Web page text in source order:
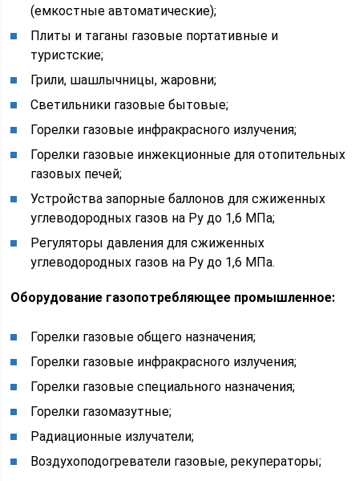
(емкостные автоматические);
Плиты и таганы газовые портативные и
туристские;
Грили, шашлычницы, жаровни;
Светильники газовые бытовые;
Горелки газовые инфракрасного излучения;
Горелки газовые инжекционные для отопительных
газовых печей;
Устройства запорные баллонов для сжиженных
углеводородных газов на Ру до 1,6 МПа;
Регуляторы давления для сжиженных
углеводородных газов на Ру до 1,6 МПа.
Оборудование газопотребляющее промышленное:
Горелки газовые общего назначения;
Горелки газовые инфракрасного излучения;
Горелки газовые специального назначения;
Горелки газомазутные;
Радиационные излучатели;
Воздухоподогреватели газовые, рекуператоры;